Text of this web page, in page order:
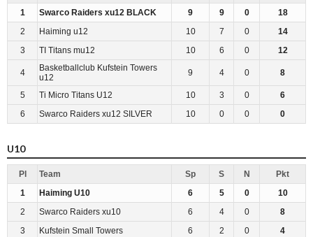
1
Swarco Raiders xu12 BLACK 9 9 0
18
2
Haiming u12 10 7 0
14
3
TI Titans mu12 10 6 0 12
4
Basketballclub Kufstein Towers
u12
9 4 0 8
5 Ti Micro Titans U12 10 3 0
6
6
Swarco Raiders xu12 SILVER 10 0 0 0
U10
Pl Team Sp S N
Pkt
1
Haiming U10 6 5 0
10
2
Swarco Raiders xu10 6 4 0
8
3
Kufstein Small Towers 6 2 0
4